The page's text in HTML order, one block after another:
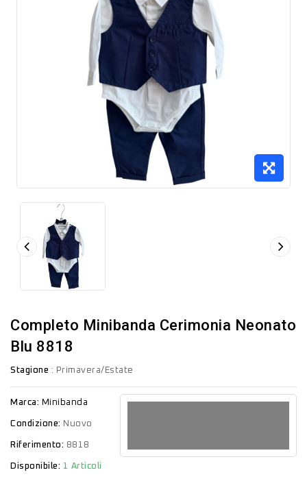
Completo Minibanda Cerimonia Neonato
Blu 8818
Stagione : Primavera/Estate
Marca: Minibanda
Condizione: Nuovo
Riferimento: 8818
Disponibile: 1 Articoli